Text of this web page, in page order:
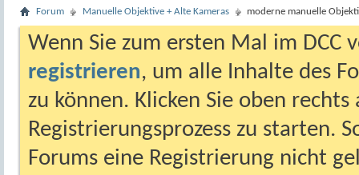
Forum Manuelle Objektive + Alte Kameras moderne manuelle
Wenn Sie zum ersten Mal im DCC
registrieren, um alle Inhalte des
zu können. Klicken Sie oben
Registrierungsprozess zu starten.
Forums eine Registrierung nicht